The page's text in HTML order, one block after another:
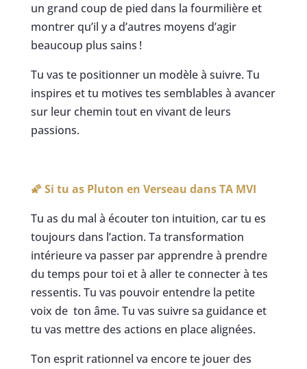
un grand coup de pied dans la fourmilière et
montrer qu’il y a d’autres moyens d’agir
beaucoup plus sains !
Tu vas te positionner un modèle à suivre. Tu
inspires et tu motives tes semblables à avancer
sur leur chemin tout en vivant de leurs
passions.
🌠 Si tu as Pluton en Verseau dansTA MVI
Tu as du mal à écouter ton intuition, car tu es
toujours dans l’action. Ta transformation
intérieure va passer par apprendre à prendre
du temps pour toi et à aller te connecter à tes
ressentis. Tu vas pouvoir entendre la petite
voix de ton âme. Tu vas suivre sa guidance et
tu vas mettre des actions en place alignées.
Ton esprit rationnel va encore te jouer des